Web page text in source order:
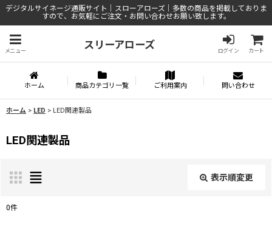
デジタルサイネージ通販サイト｜スローアローズ｜多数の商品を掲載しておりま
すので、お気軽にご注文・お問い合わせお願い致します。
メニュー
スリーアローズ
ログイン カート
ホーム 商品カテゴリ一覧 ご利用案内 問い合わせ
ホーム > LED > LED関連製品
LED関連製品
表示順変更
0件